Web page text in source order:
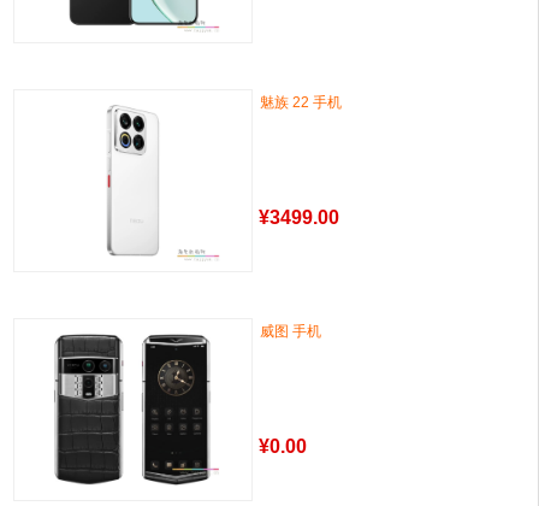
魅族 22 手机
¥3499.00
威图 手机
¥0.00